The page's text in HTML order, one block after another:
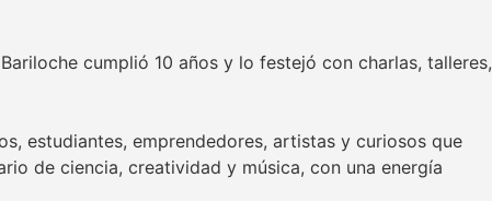
cumplió 10 años y lo festejó con charlas, talleres,
estudiantes, emprendedores, artistas y curiosos que
de ciencia, creatividad y música, con una energía